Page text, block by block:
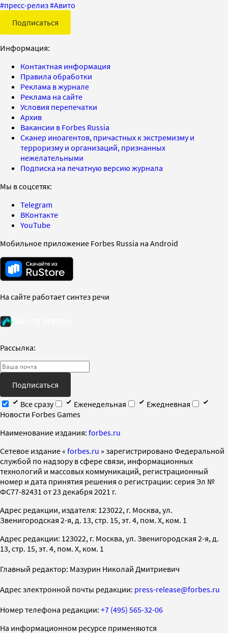
#пресс-релиз#Авито
Подписаться
Информация:
Контактная информация
Правила обработки
Реклама в журнале
Реклама на сайте
Условия перепечатки
Архив
Вакансии в Forbes Russia
Сканер иноагентов, причастных к экстремизму и
терроризму и организаций, признанных
нежелательными
Подписка на печатную версию журнала
Мы в соцсетях:
Telegram
ВКонтакте
YouTube
Мобильное приложение Forbes Russia на Android
На сайте работает синтез речи
Рассылка:
Подписаться
Все сразу
Еженедельная
Ежедневная
Новости Forbes Games
Наименование издания: forbes.ru
Cетевое издание « forbes.ru » зарегистрировано Федеральной
службой по надзору в сфере связи, информационных
технологий и массовых коммуникаций, регистрационный
номер и дата принятия решения о регистрации: серия Эл №
ФС77-82431 от 23 декабря 2021 г.
Адрес редакции, издателя: 123022, г. Москва, ул.
Звенигородская 2-я, д. 13, стр. 15, эт. 4, пом. X, ком. 1
Адрес редакции: 123022, г. Москва, ул. Звенигородская 2-я, д.
13, стр. 15, эт. 4, пом. X, ком. 1
Главный редактор: Мазурин Николай Дмитриевич
Адрес электронной почты редакции: press-release@forbes.ru
Номер телефона редакции: +7 (495) 565-32-06
На информационном ресурсе применяются